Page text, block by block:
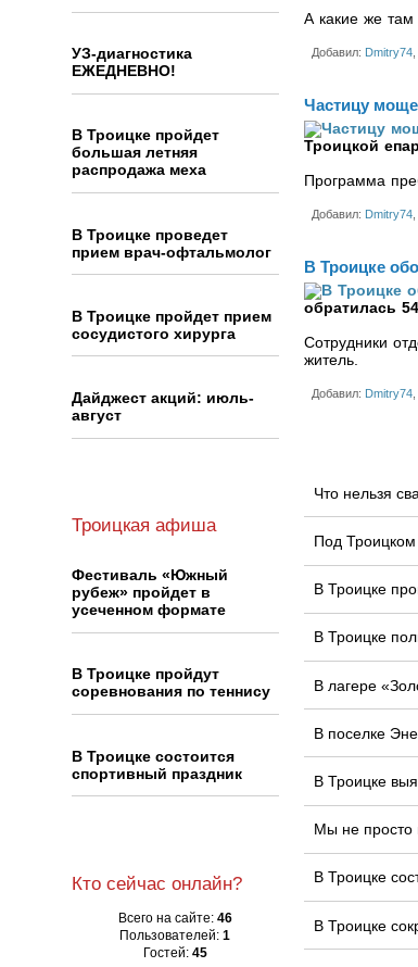
А какие же
Добавил: Dmitry74,
Частицу
Троицкой
Программа
Добавил: Dmitry74,
В Троицке
обратилась
Сотрудники
житель.
Добавил: Dmitry74,
Что нельзя
Под Троицком
В Троицке
В Троицке
В лагере
В поселке
В Троицке
Мы не просто
В Троицке
В Троицке
УЗ-диагностика
ЕЖЕДНЕВНО!
В Троицке пройдет
большая летняя
распродажа меха
В Троицке проведет
прием врач-офтальмолог
В Троицке пройдет прием
сосудистого хирурга
Дайджест акций: июль-
август
Троицкая афиша
Фестиваль «Южный
рубеж» пройдет в
усеченном формате
В Троицке пройдут
соревнования по теннису
В Троицке состоится
спортивный праздник
Кто сейчас онлайн?
Всего на сайте: 46
Пользователей: 1
Гостей: 45